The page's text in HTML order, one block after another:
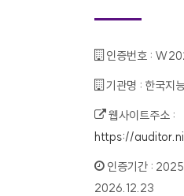
인증번호 :
기관명 : 한국지
웹사이트주소 :
https://
인증기간 :
2026.12.23